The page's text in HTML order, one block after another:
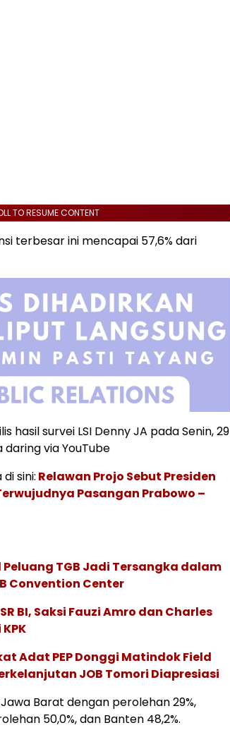
TO RESUME CONTENT
terbesar ini mencapai 57,6% dari
hasil survei LSI Denny JA pada Senin, 29
daring via YouTube
sini: Relawan Projo Sebut Presiden
Pasangan Prabowo –
TGB Jadi Tersangka dalam
Convention Center
BI, Saksi Fauzi Amro dan Charles
Adat PEP Donggi Matindok Field
JOB Tomori Diapresiasi
Barat dengan perolehan 29%,
50,0%, dan Banten 48,2%.